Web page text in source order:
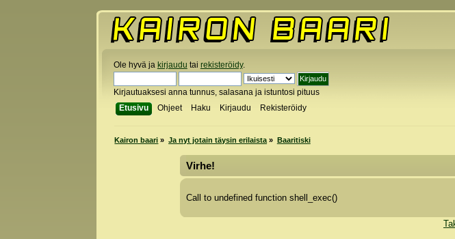
Ole hyvä ja kirjaudu tai rekisteröidy.
Kirjautuaksesi anna tunnus, salasana ja istuntosi pituus
Etusivu
Ohjeet Haku Kirjaudu Rekisteröidy
Kairon baari » Ja nyt jotain täysin erilaista » Baaritiski
Virhe!
Call to undefined function shell_exec()